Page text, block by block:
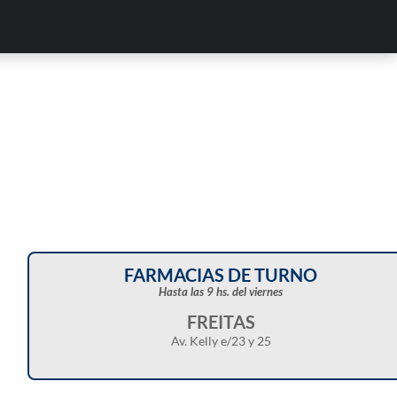
FARMACIAS DE TURNO
Hasta las 9 hs. del viernes
FREITAS
Av. Kelly e/23 y 25